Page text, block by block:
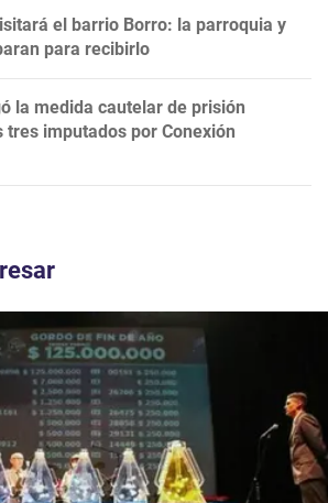
el barrio Borro: la parroquia y
para recibirlo
la medida cautelar de prisión
tres imputados por Conexión